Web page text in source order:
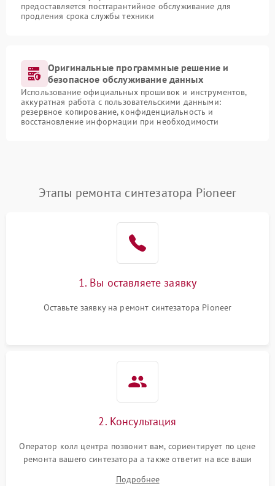
предоставляется постгарантийное обслуживание для
продления срока службы техники
Оригинальные программные решение и
безопасное обслуживание данных
Использование официальных прошивок и инструментов,
аккуратная работа с пользовательскими данными:
резервное копирование, конфиденциальность и
восстановление информации при необходимости
Этапы ремонта синтезатора Pioneer
1. Вы оставляете заявку
Оставьте заявку на ремонт синтезатора Pioneer
2. Консультация
Оператор колл центра позвонит вам, сориентирует по цене
ремонта вашего синтезатора а также ответит на все ваши
Подробнее